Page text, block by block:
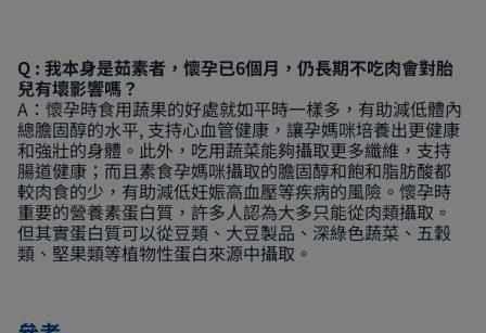
Q : 我本身是茹素者，懷孕已6個月，仍長期不吃肉會對胎
兒有壞影響嗎？
A：懷孕時食用蔬果的好處就如平時一樣多，有助減低體內
總膽固醇的水平, 支持心血管健康，讓孕媽咪培養出更健康
和強壯的身體。此外，吃用蔬菜能夠攝取更多纖維，支持
腸道健康；而且素食孕媽咪攝取的膽固醇和飽和脂肪酸都
較肉食的少，有助減低妊娠高血壓等疾病的風險。懷孕時
重要的營養素蛋白質，許多人認為大多只能從肉類攝取。
但其實蛋白質可以從豆類、大豆製品、深綠色蔬菜、五穀
類、堅果類等植物性蛋白來源中攝取。